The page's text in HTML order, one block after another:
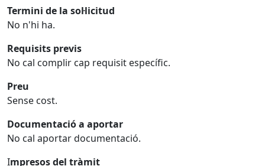
Termini de la sol·licitud
No n'hi ha.
Requisits previs
No cal complir cap requisit específic.
Preu
Sense cost.
Documentació a aportar
No cal aportar documentació.
Impresos del tràmit